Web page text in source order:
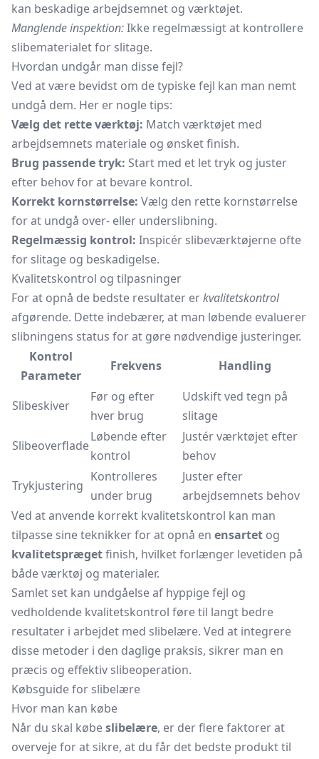
kan beskadige arbejdsemnet og værktøjet.
Manglende inspektion:Ikke regelmæssigt at kontrollere
slibematerialet for slitage.
Hvordan undgår man disse fejl?
Ved at være bevidst om de typiske fejl kan man nemt
undgå dem. Her er nogle tips:
Vælg det rette værktøj: Match værktøjet med
arbejdsemnets materiale og ønsket finish.
Brug passende tryk: Start med et let tryk og juster
efter behov for at bevare kontrol.
Korrekt kornstørrelse: Vælg den rette kornstørrelse
for at undgå over- eller underslibning.
Regelmæssig kontrol: Inspicér slibeværktøjerne ofte
for slitage og beskadigelse.
Kvalitetskontrol og tilpasninger
For at opnå de bedste resultater erkvalitetskontrol
afgørende. Dette indebærer, at man løbende evaluerer
slibningens status for at gøre nødvendige justeringer.
Kontrol
Parameter
Frekvens Handling
Slibeskiver
Før og efter
hver brug
Udskift ved tegn på
slitage
Slibeoverflade
Løbende efter
kontrol
Justér værktøjet efter
behov
Trykjustering
Kontrolleres
under brug
Juster efter
arbejdsemnets behov
Ved at anvende korrekt kvalitetskontrol kan man
tilpasse sine teknikker for at opnå en ensartet og
kvalitetsprægetfinish, hvilket forlænger levetiden på
både værktøj og materialer.
Samlet set kan undgåelse af hyppige fejl og
vedholdende kvalitetskontrol føre til langt bedre
resultater i arbejdet med slibelære. Ved at integrere
disse metoder i den daglige praksis, sikrer man en
præcis og effektiv slibeoperation.
Købsguide for slibelære
Hvor man kan købe
Når du skal købeslibelære, er der flere faktorer at
overveje for at sikre, at du får det bedste produkt til